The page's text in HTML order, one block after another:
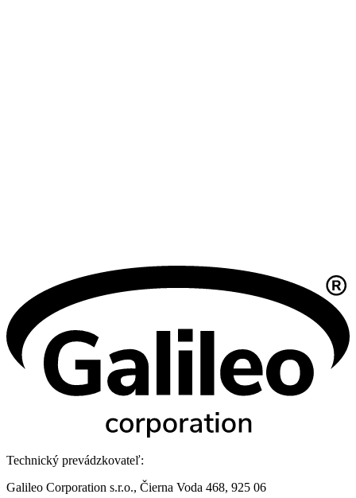
Technický prevádzkovateľ:
Galileo Corporation s.r.o., Čierna Voda 468, 925 06